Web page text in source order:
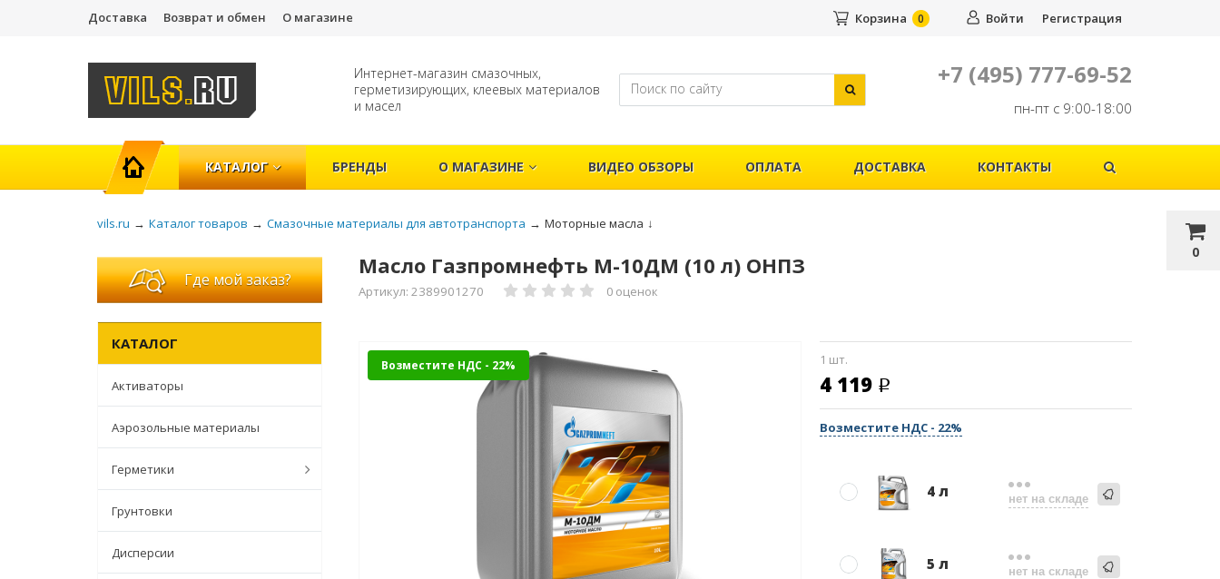
Доставка Возврат и обмен О магазине
0
Войти Регистрация
Корзина 0
Интернет-магазин смазочных,
герметизирующих, клеевых материалов
и масел
+7 (495) 777-69-52
пн-пт с 9:00-18:00
ГЛАВНАЯ
КАТАЛОГ БРЕНДЫ О МАГАЗИНЕ ВИДЕО ОБЗОРЫ ОПЛАТА ДОСТАВКА КОНТАКТЫ
vils.ru → Каталог товаров → Смазочные материалы для автотранспорта → Моторные масла ↓
Где мой заказ?
КАТАЛОГ
Активаторы
Аэрозольные материалы
Герметики
Грунтовки
Дисперсии
Масло Газпромнефть М-10ДМ (10 л) ОНПЗ
Артикул: 2389901270 0 оценок
Возместите НДС - 22% 1 шт.
4 119
Возместите НДС - 22%
4 л нет на складе
5 л нет на складе